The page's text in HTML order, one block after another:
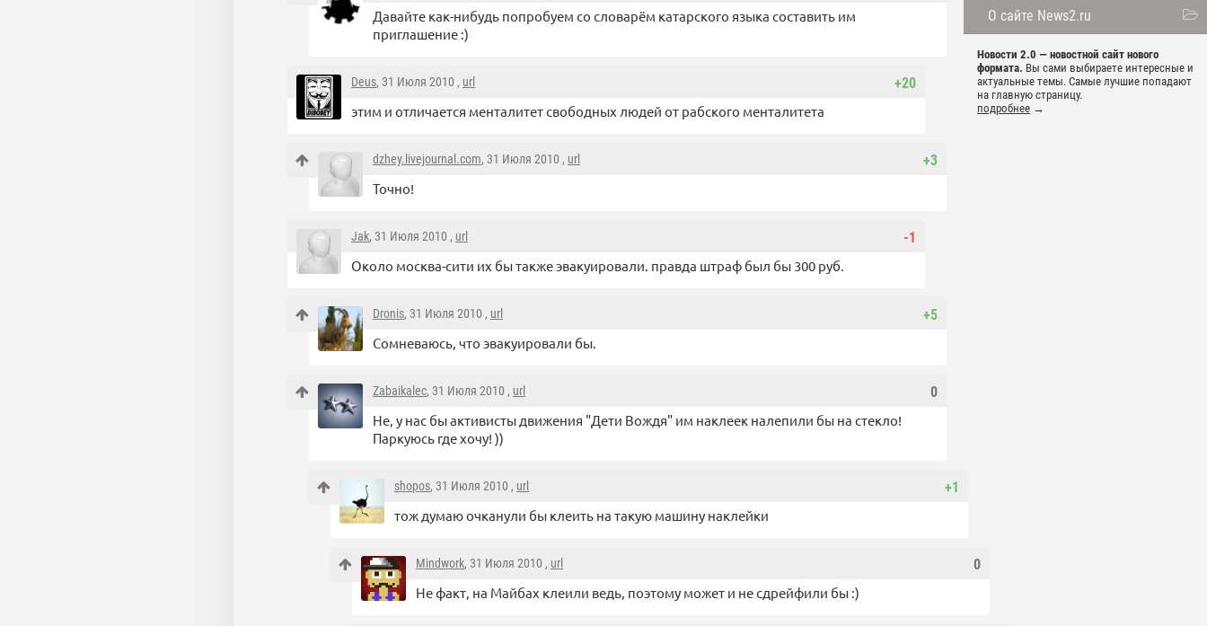
О сайте News2.ru
Новости 2.0 — новостной сайт нового
формата. Вы сами выбираете интересные и
актуальные темы. Самые лучшие попадают
на главную страницу.
подробнее →
Давайте как-нибудь попробуем со словарём катарского языка составить им
приглашение :)
+20
Deus, 31 Июля 2010 , url
этим и отличается менталитет свободных людей от рабского менталитета
+3
dzhey.livejournal.com, 31 Июля 2010 , url
Точно!
-1
Jak, 31 Июля 2010 , url
Около москва-сити их бы также эвакуировали. правда штраф был бы 300 руб.
+5
Dronis, 31 Июля 2010 , url
Сомневаюсь, что эвакуировали бы.
0
Zabaikalec, 31 Июля 2010 , url
Не, у нас бы активисты движения "Дети Вождя" им наклеек налепили бы на стекло!
Паркуюсь где хочу! ))
+1
shopos, 31 Июля 2010 , url
тож думаю очканули бы клеить на такую машину наклейки
0
Mindwork, 31 Июля 2010 , url
Не факт, на Майбах клеили ведь, поэтому может и не сдрейфили бы :)